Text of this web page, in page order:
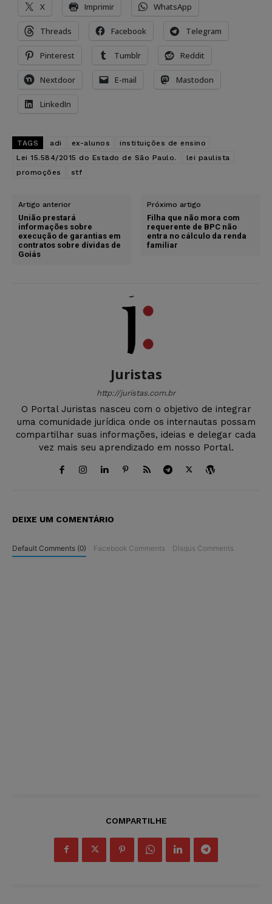
X Imprimir WhatsApp
Threads Facebook Telegram
Pinterest Tumblr Reddit
Nextdoor E-mail Mastodon
LinkedIn
TAGS adi ex-alunos
instituições de ensino
Lei 15.584/2015 do Estado de São Paulo.
lei paulista
promoções
stf
Artigo anterior
União prestará
informações sobre
execução de garantias em
contratos sobre dívidas de
Goiás
Próximo artigo
Filha que não mora com
requerente de BPC não
entra no cálculo da renda
familiar
Juristas
http://juristas.com.br
O Portal Juristas nasceu com o objetivo de integrar
uma comunidade jurídica onde os internautas possam
compartilhar suas informações, ideias e delegar cada
vez mais seu aprendizado em nosso Portal.
DEIXE UM COMENTÁRIO
Default Comments (0) Facebook Comments Disqus Comments
COMPARTILHE